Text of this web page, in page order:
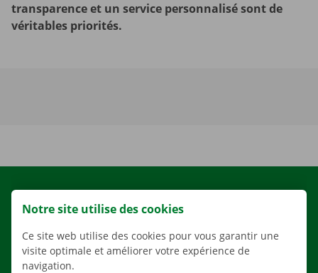
transparence et un service personnalisé sont de
véritables priorités.
LOCATION
NOS VÉHICULES
NOS SERVICES
Notre site utilise des cookies
Ce site web utilise des cookies pour vous garantir une
visite optimale et améliorer votre expérience de
navigation.